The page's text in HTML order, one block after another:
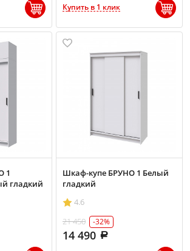
Купить в 1 клик
1
гладкий
Шкаф-купе БРУНО 1 Белый
гладкий
4.6
21 450
-32%
14 490